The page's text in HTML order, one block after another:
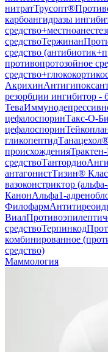
нитратТрусопт®
карбоангидразы
средствоТержинан
средство
противопротозойное
Акрихин
резорбции ингибитор -
Тева
цефалоспоринТакс-О-
цефалоспорин
гликопептид
происхождения
средствоТантордио
антагонистТизин®
вазоконстриктор
КанонАльфа1-
Филофарм
Виал
средствоТерпинкод
комбинированное
средство)
Маммология